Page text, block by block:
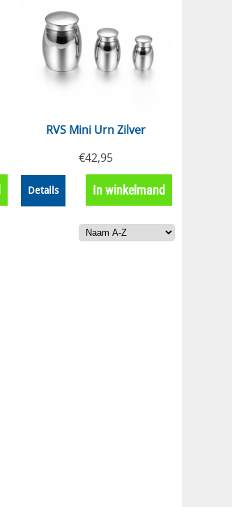
RVS Mini Urn Zilver
€42,95
Details In winkelmand